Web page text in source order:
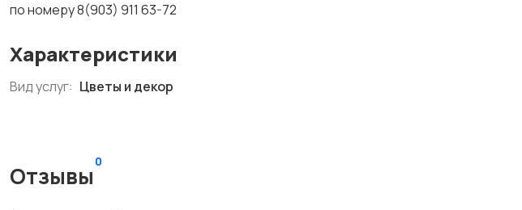
по номеру 8(903) 911 63-72
Характеристики
Вид услуг: Цветы и декор
Отзывы
0